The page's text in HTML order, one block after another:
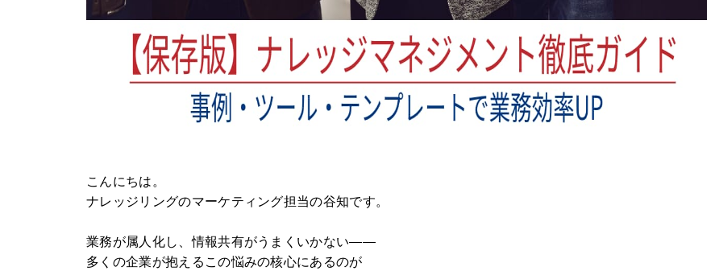
こんにちは。
ナレッジリングのマーケティング担当の谷知です。
業務が属人化し、情報共有がうまくいかない——
多くの企業が抱えるこの悩みの核心にあるのが